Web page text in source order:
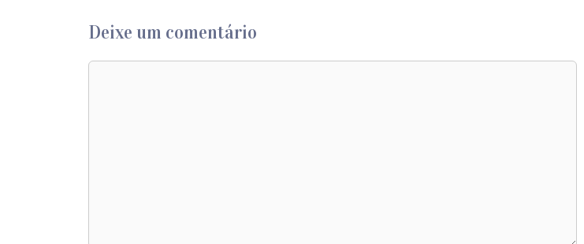
Deixe um comentário